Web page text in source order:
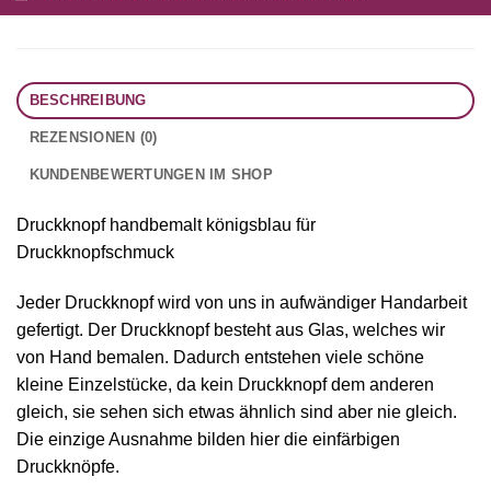
BESCHREIBUNG
REZENSIONEN (0)
KUNDENBEWERTUNGEN IM SHOP
Druckknopf handbemalt königsblau für
Druckknopfschmuck
Jeder Druckknopf wird von uns in aufwändiger Handarbeit
gefertigt. Der Druckknopf besteht aus Glas, welches wir
von Hand bemalen. Dadurch entstehen viele schöne
kleine Einzelstücke, da kein Druckknopf dem anderen
gleich, sie sehen sich etwas ähnlich sind aber nie gleich.
Die einzige Ausnahme bilden hier die einfärbigen
Druckknöpfe.